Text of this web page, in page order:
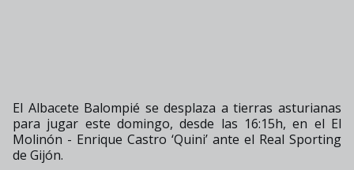
El Albacete Balompié se desplaza a tierras asturianas
para jugar este domingo, desde las 16:15h, en el El
Molinón - Enrique Castro ‘Quini’ ante el Real Sporting
de Gijón.